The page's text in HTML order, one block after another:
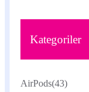
Kategoriler
AirPods(43)